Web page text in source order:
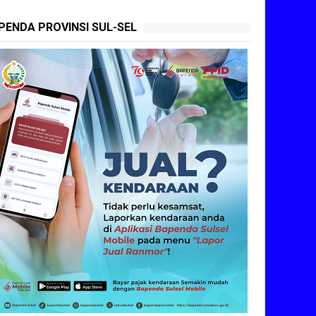
PROVINSI SUL-SEL